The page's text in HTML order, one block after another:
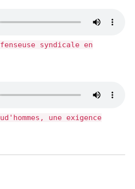
syndicale en
une exigence